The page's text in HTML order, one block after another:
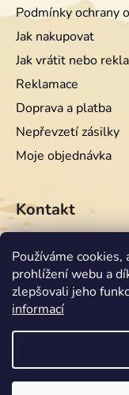
Používáme
prohlížení webu a
zlepšovali jeho
informací
Podmínky ochrany
Jak nakupovat
Jak vrátit nebo
Reklamace
Doprava a platba
Nepřevzetí zásilky
Moje objednávka
Kontakt
info @